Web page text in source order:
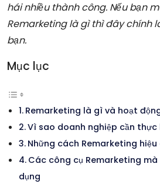
hái nhiều thành công. Nếu bạn
Remarketing là gì thì đây chính
bạn.
Mục lục
Remarketing là gì và hoạt
Vì sao doanh nghiệp cần thực
Những cách Remarketing
Các công cụ Remarketing
dụng